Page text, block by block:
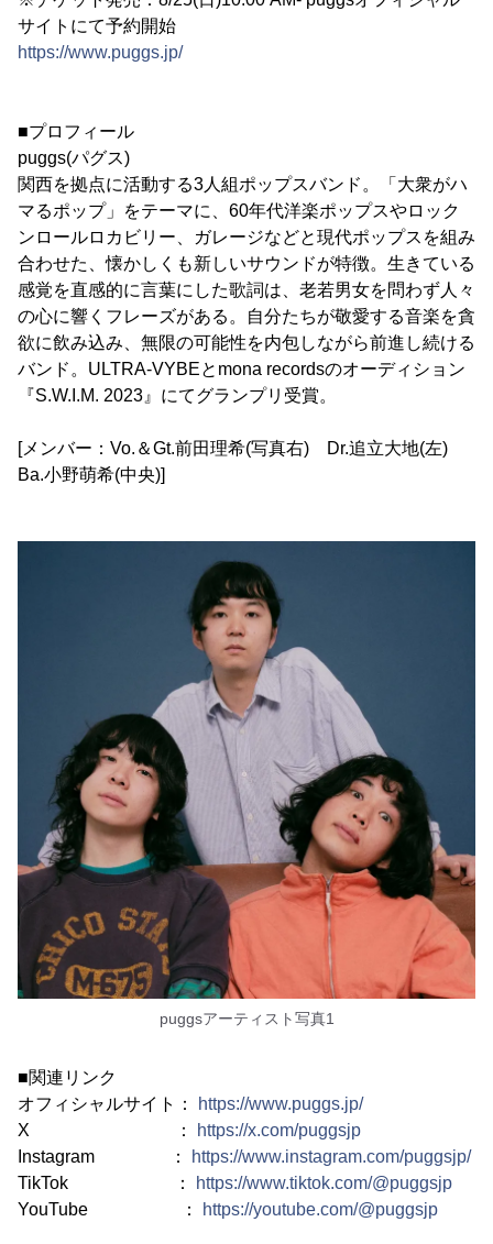
サイトにて予約開始
https://www.puggs.jp/
■プロフィール
puggs(パグス)
関西を拠点に活動する3人組ポップスバンド。「大衆がハ
マるポップ」をテーマに、60年代洋楽ポップスやロック
ンロールロカビリー、ガレージなどと現代ポップスを組み
合わせた、懐かしくも新しいサウンドが特徴。生きている
感覚を直感的に言葉にした歌詞は、老若男女を問わず人々
の心に響くフレーズがある。自分たちが敬愛する音楽を貪
欲に飲み込み、無限の可能性を内包しながら前進し続ける
バンド。ULTRA-VYBEとmona recordsのオーディション
『S.W.I.M. 2023』にてグランプリ受賞。
[メンバー：Vo.＆Gt.前田理希(写真右) Dr.追立大地(左)
Ba.小野萌希(中央)]
puggsアーティスト写真1
■関連リンク
オフィシャルサイト：
https://www.puggs.jp/
X ：
https://x.com/puggsjp
Instagram ：
https://www.instagram.com/puggsjp/
TikTok ：
https://www.tiktok.com/@puggsjp
YouTube ：
https://youtube.com/@puggsjp